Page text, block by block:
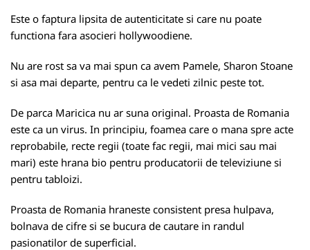
Este o faptura lipsita de autenticitate si care nu poate
functiona fara asocieri hollywoodiene.
Nu are rost sa va mai spun ca avem Pamele, Sharon Stoane
si asa mai departe, pentru ca le vedeti zilnic peste tot.
De parca Maricica nu ar suna original. Proasta de Romania
este ca un virus. In principiu, foamea care o mana spre acte
reprobabile, recte regii (toate fac regii, mai mici sau mai
mari) este hrana bio pentru producatorii de televiziune si
pentru tabloizi.
Proasta de Romania hraneste consistent presa hulpava,
bolnava de cifre si se bucura de cautare in randul
pasionatilor de superficial.